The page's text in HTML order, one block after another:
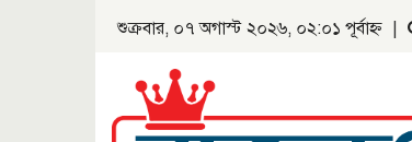
শুক্রবার, ০৭ অগাস্ট ২০২৬, ০২:০১ পূর্বাহ্ন